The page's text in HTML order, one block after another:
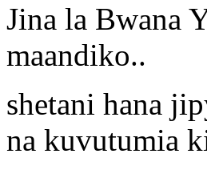
Jina la Bwana
maandiko..
shetani hana
na kuvutumia